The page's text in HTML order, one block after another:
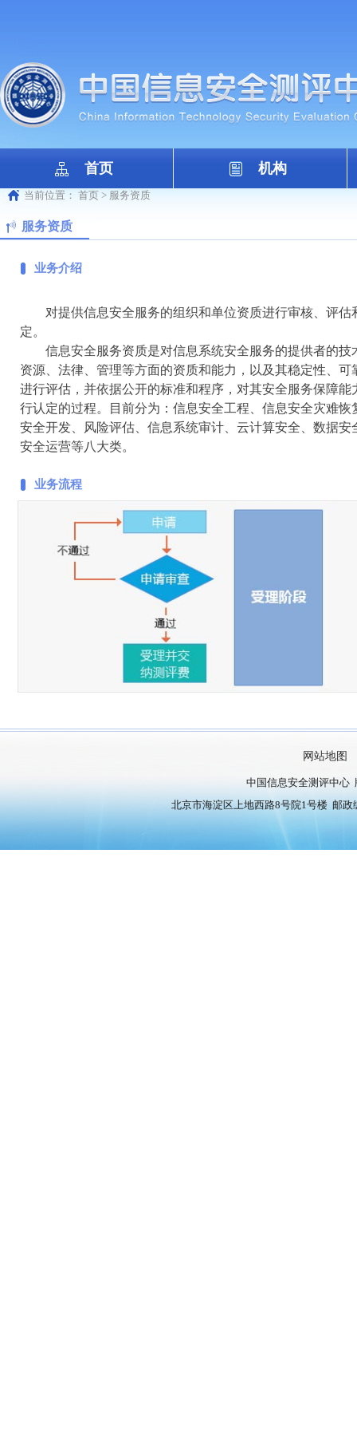
首页 机构
当前位置： 首页 > 服务资质
服务资质
业务介绍
对提供信息安全服务的组织和单位资质进行审核、评估
定。
信息安全服务资质是对信息系统安全服务的提供者的技
资源、法律、管理等方面的资质和能力，以及其稳定性、可
进行评估，并依据公开的标准和程序，对其安全服务保障能
行认定的过程。目前分为：信息安全工程、信息安全灾难恢
安全开发、风险评估、信息系统审计、云计算安全、数据安
安全运营等八大类。
业务流程
网站地图
中国信息安全测评中心
北京市海淀区上地西路8号院1号楼 邮